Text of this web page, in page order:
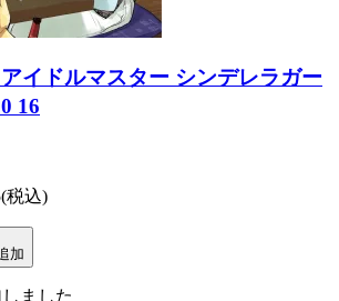
アイドルマスター シンデレラガー
16
(税込)
加
ました